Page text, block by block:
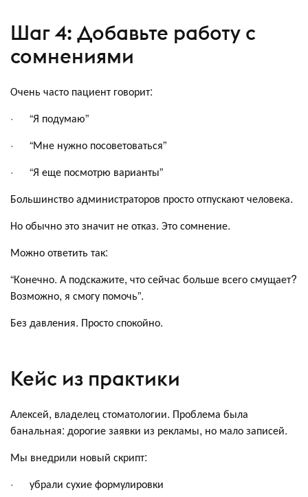
Шаг 4: Добавьте работу с
сомнениями
Очень часто пациент говорит:
· “Я подумаю”
· “Мне нужно посоветоваться”
· “Я еще посмотрю варианты”
Большинство администраторов просто отпускают человека.
Но обычно это значит не отказ. Это сомнение.
Можно ответить так:
“Конечно. А подскажите, что сейчас больше всего смущает?
Возможно, я смогу помочь”.
Без давления. Просто спокойно.
Кейс из практики
Алексей, владелец стоматологии. Проблема была
банальная: дорогие заявки из рекламы, но мало записей.
Мы внедрили новый скрипт:
· убрали сухие формулировки